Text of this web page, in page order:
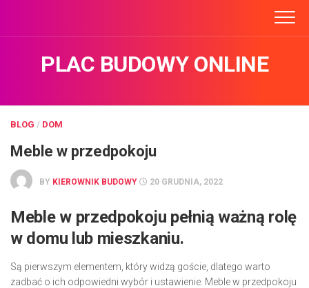
content
PLAC BUDOWY ONLINE
BLOG / DOM
Meble w przedpokoju
BY KIEROWNIK BUDOWY 20 GRUDNIA, 2022
Meble w przedpokoju pełnią ważną rolę
w domu lub mieszkaniu.
Są pierwszym elementem, który widzą goście, dlatego warto
zadbać o ich odpowiedni wybór i ustawienie. Meble w przedpokoju